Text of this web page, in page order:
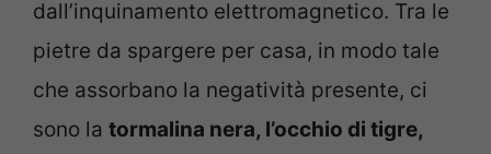
dall’inquinamento elettromagnetico. Tra le
pietre da spargere per casa, in modo tale
che assorbano la negatività presente, ci
sono la tormalina nera, l’occhio di tigre,